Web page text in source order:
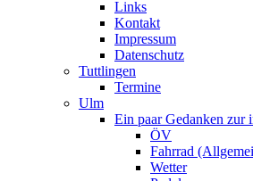
Links
Kontakt
Impressum
Datenschutz
Tuttlingen
Termine
Ulm
Ein paar Gedanken zur
ÖV
Fahrrad
Wetter